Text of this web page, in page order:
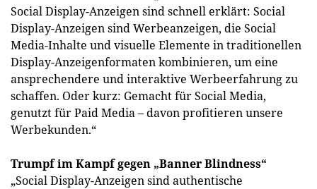
Social Display-Anzeigen sind schnell erklärt: Social
Display-Anzeigen sind Werbeanzeigen, die Social
Media-Inhalte und visuelle Elemente in traditionellen
Display-Anzeigenformaten kombinieren, um eine
ansprechendere und interaktive Werbeerfahrung zu
schaffen. Oder kurz: Gemacht für Social Media,
genutzt für Paid Media – davon profitieren unsere
Werbekunden.“
Trumpf im Kampf gegen „Banner Blindness“
„Social Display-Anzeigen sind authentische